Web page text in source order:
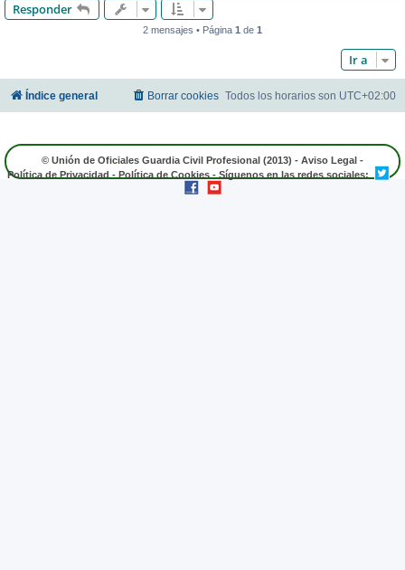
Responder
2 mensajes • Página 1 de 1
Ir a
Índice general Todos los horarios son UTC+02:00
Borrar cookies
© Unión de Oficiales Guardia Civil Profesional (2013) - Aviso Legal -
Política de Privacidad - Política de Cookies - Síguenos en las redes sociales: